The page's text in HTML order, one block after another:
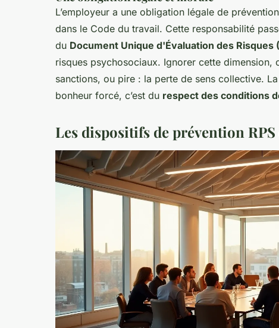
L’employeur a une obligation légale de
dans le Code du travail. Cette responsabilité
du Document Unique d'Évaluation des Risques
risques psychosociaux. Ignorer cette dimension,
sanctions, ou pire : la perte de sens collective.
bonheur forcé, c’est du respect des conditions
Les dispositifs de prévention